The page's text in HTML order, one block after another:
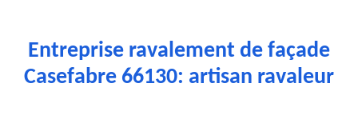
Entreprise ravalement de façade
Casefabre 66130: artisan ravaleur